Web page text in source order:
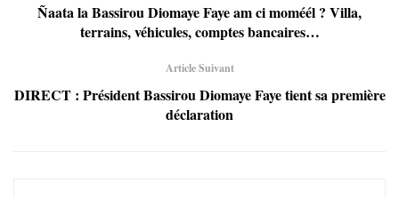
Ñaata la Bassirou Diomaye Faye am ci moméél ? Villa,
terrains, véhicules, comptes bancaires…
Article Suivant
DIRECT : Président Bassirou Diomaye Faye tient sa première
déclaration